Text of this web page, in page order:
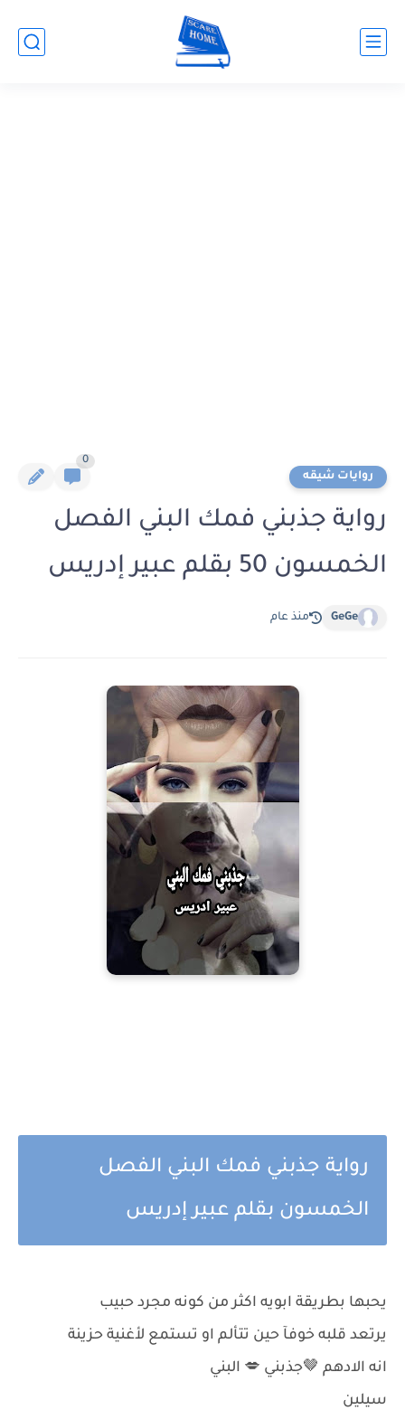
روايات شيقه
0
رواية جذبني فمك البني الفصل
الخمسون 50 بقلم عبير إدريس
GeGe منذ عام
رواية جذبني فمك البني الفصل
الخمسون بقلم عبير إدريس
يحبها بطريقة ابويه اكثر من كونه مجرد حبيب
يرتعد قلبه خوفآ حين تتألم او تستمع لأغنية حزينة
انه الادهم 🤎جذبني 💋 البني
سيلين